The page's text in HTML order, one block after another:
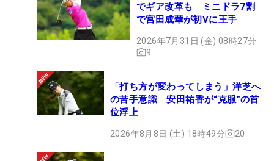
でギア改革も ミニドラ7割
で宮田成華が初Vに王手
2026年7月31日 (金) 08時27分
9
「打ち方が変わってしまう」洋芝へ
の苦手意識 安田祐香が“克服”の首
位浮上
2026年8月8日 (土) 18時49分 20